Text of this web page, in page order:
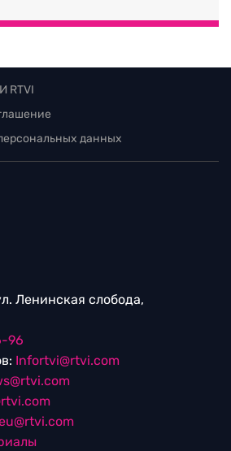
RTVI
данных
Ленинская слобода,
96
Infortvi@rtvi.com